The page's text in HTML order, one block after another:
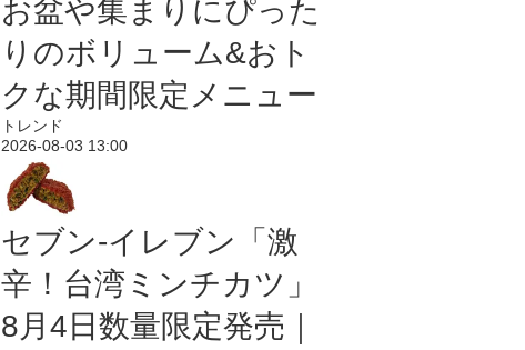
お盆や集まりにぴった
りのボリューム&おト
クな期間限定メニュー
トレンド
2026-08-03 13:00
セブン-イレブン「激
辛！台湾ミンチカツ」
8月4日数量限定発売｜